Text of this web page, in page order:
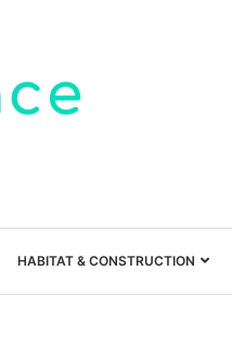
HABITAT & CONSTRUCTION